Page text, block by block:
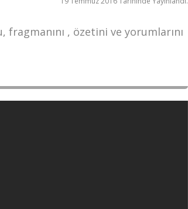
fragmanını , özetini ve yorumlarını